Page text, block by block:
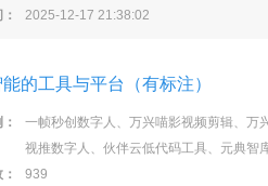
2025-12-17 21:38:02
能的工具与平台（有标注）
一帧秒创数字人、万兴喵影视频剪辑、万
视推数字人、伙伴云低代码工具、元典智
939